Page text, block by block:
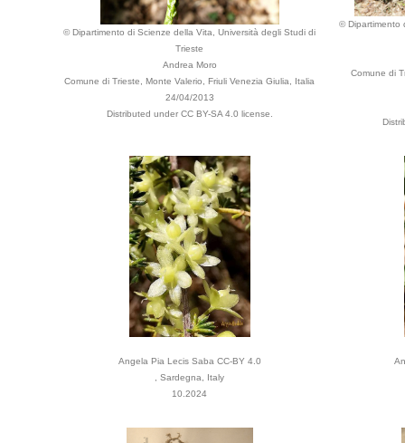
© Dipartimento di Scienze della Vita, Università degli Studi di
Trieste
Andrea Moro
Comune di Trieste, Monte Valerio, Friuli Venezia Giulia, Italia
24/04/2013
Distributed under CC BY-SA 4.0 license.
© Dipartimento
Comune di
Angela Pia Lecis Saba CC-BY 4.0
, Sardegna, Italy
10.2024